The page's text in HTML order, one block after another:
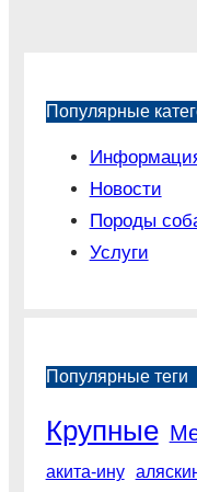
Популярные
Новости
Породы
Услуги
Популярные теги
Крупные
акита-ину